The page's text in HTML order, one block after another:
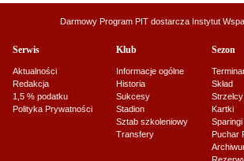
Darmowy Program PIT dostarcza Instytut
Serwis
Aktualności
Redakcja
1,5 % podatku
Polityka Prywatności
Klub
Informacje ogólne
Historia
Sukcesy
Stadion
Sztab szkoleniowy
Transfery
Sezon
Skład
Strzelcy
Kartki
Sparingi
Puchar